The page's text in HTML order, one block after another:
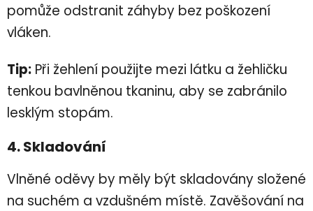
pomůže odstranit záhyby bez poškození
vláken.
Tip: Při žehlení použijte mezi látku a žehličku
tenkou bavlněnou tkaninu, aby se zabránilo
lesklým stopám.
4. Skladování
Vlněné oděvy by měly být skladovány složené
na suchém a vzdušném místě. Zavěšování na